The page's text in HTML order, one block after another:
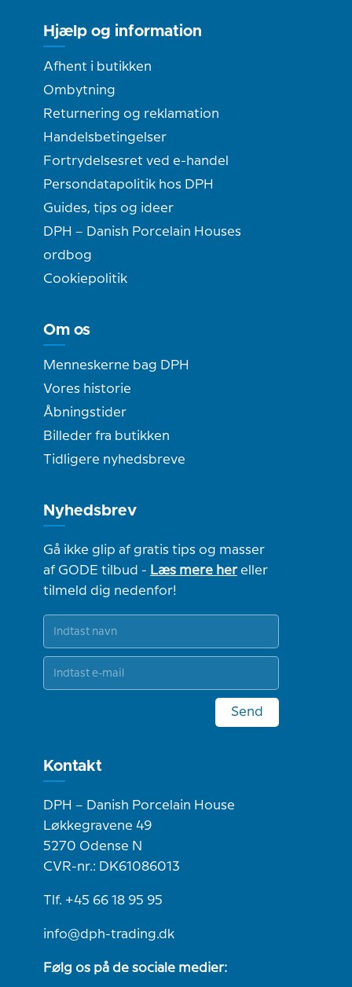
Hjælp og information
Afhent i butikken
Ombytning
Returnering og reklamation
Handelsbetingelser
Fortrydelsesret ved e-handel
Persondatapolitik hos DPH
Guides, tips og ideer
DPH – Danish Porcelain Houses
ordbog
Cookiepolitik
Om os
Menneskerne bag DPH
Vores historie
Åbningstider
Billeder fra butikken
Tidligere nyhedsbreve
Nyhedsbrev
Gå ikke glip af gratis tips og masser
af GODE tilbud - Læs mere hereller
tilmeld dig nedenfor!
Send
Kontakt
DPH – Danish Porcelain House
Løkkegravene 49
5270 Odense N
CVR-nr.: DK61086013
Tlf. +45 66 18 95 95
info@dph-trading.dk
Følg os på de sociale medier: